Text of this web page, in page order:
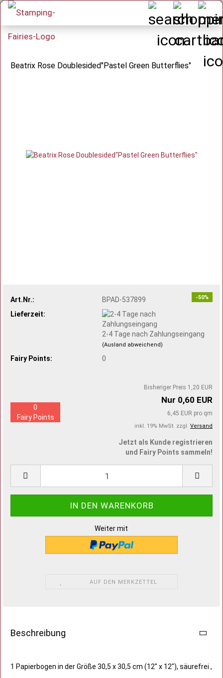
Beatrix Rose Doublesided"Pastel Green Butterflies"
-50%
Art.Nr.:
BPAD-537899
Lieferzeit:
2-4 Tage nach Zahlungseingang
(Ausland abweichend)
Fairy Points: 0
Bisheriger Preis 1,20 EUR
Nur 0,60 EUR
6,45 EUR pro qm
inkl. 19% MwSt. zzgl. Versand
0
Fairy Points
Jetzt als Kunde registrieren
und Fairy Points sammeln!
Weiter mit
AUF DEN MERKZETTEL
Beschreibung
1 Papierbogen in der Größe 30,5 x 30,5 cm (12" x 12"), säurefrei ,